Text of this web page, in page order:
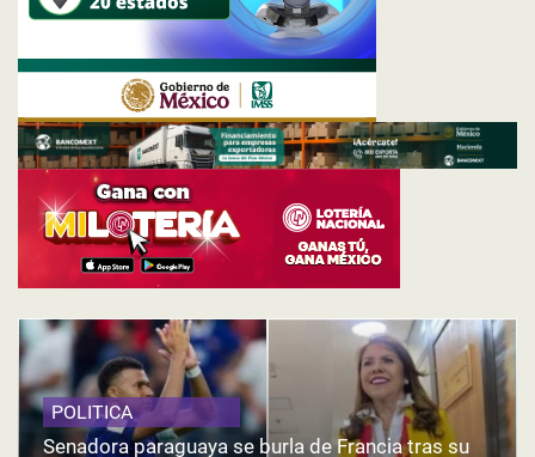
POLITICA
Senadora paraguaya se burla de Francia tras su